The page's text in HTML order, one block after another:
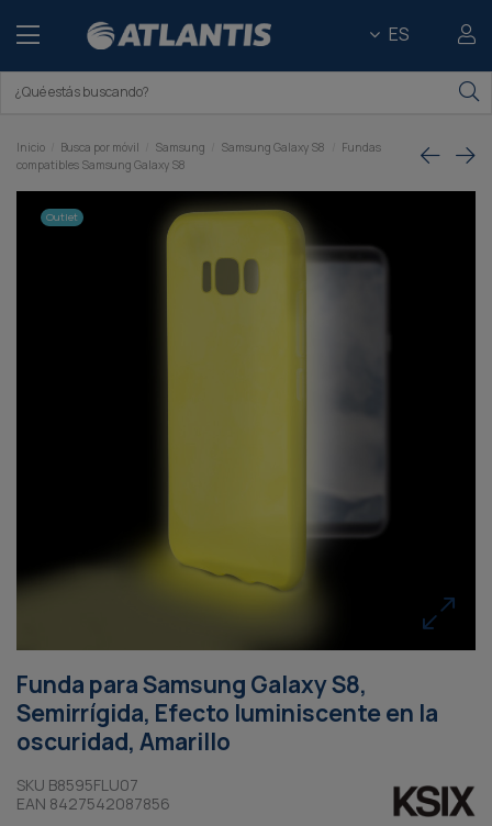
ES
Inicio Busca por móvil Samsung Samsung Galaxy S8
Fundas
compatibles Samsung Galaxy S8
Outlet
Funda para Samsung Galaxy S8,
Semirrígida, Efecto luminiscente en la
oscuridad, Amarillo
SKU B8595FLU07
EAN 8427542087856